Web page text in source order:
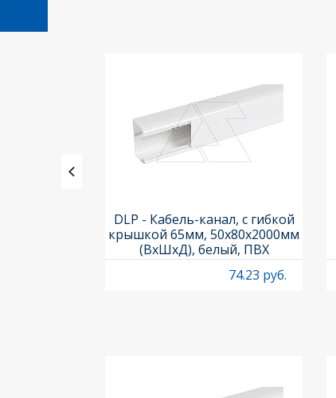
DLP - Кабель-канал, с гибкой
крышкой 65мм, 50x80х2000мм
(ВхШхД), белый, ПВХ
74.23 руб.